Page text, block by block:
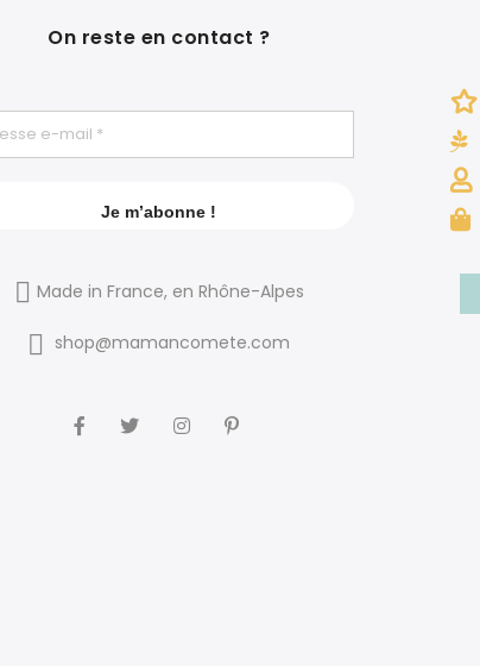
On reste en contact ?
Made in France, en Rhône-Alpes
shop@mamancomete.com